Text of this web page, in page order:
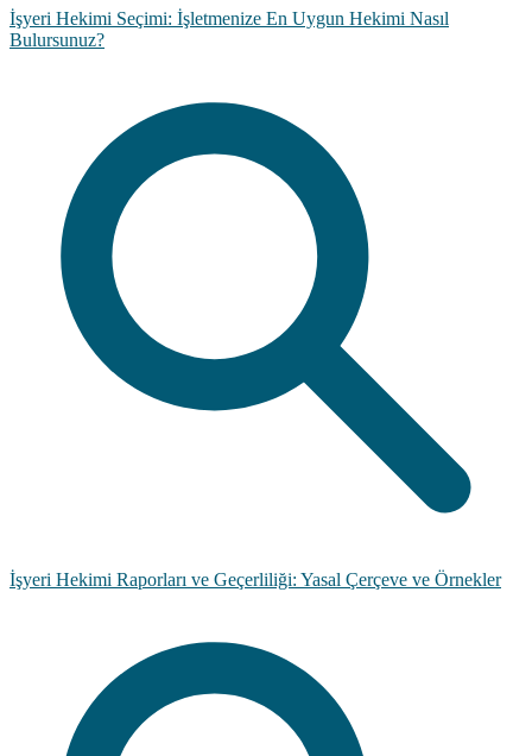
İşyeri Hekimi Seçimi: İşletmenize En Uygun Hekimi Nasıl
Bulursunuz?
İşyeri Hekimi Raporları ve Geçerliliği: Yasal Çerçeve ve Örnekler